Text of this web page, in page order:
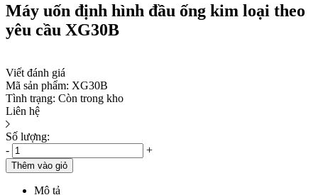
Máy uốn định hình đầu ống kim loại theo
yêu cầu XG30B
Viết đánh giá
Mã sản phẩm: XG30B
Tình trạng: Còn trong kho
Liên hệ
Số lượng:
-
+
Thêm vào giỏ
Mô tả